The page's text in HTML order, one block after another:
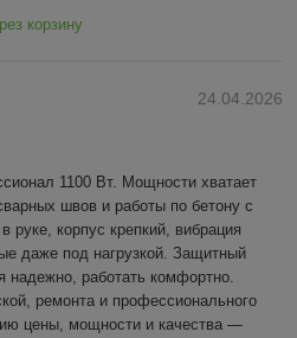
корзину
24.04.2026
1100 Вт. Мощности хватает
швов и работы по бетону с
корпус крепкий, вибрация
даже под нагрузкой. Защитный
надежно, работать комфортно.
ремонта и профессионального
цены, мощности и качества —